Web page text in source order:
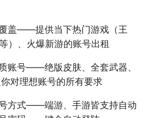
盖——提供当下热门游戏（王
）、火爆新游的账号出租
账号——绝版皮肤、全套武器、
对理想账号的所有要求
方式——端游、手游皆支持自动